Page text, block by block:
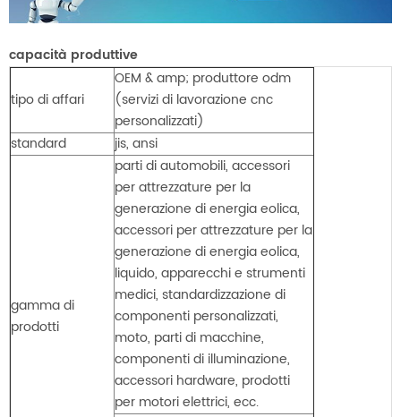
capacità produttive
tipo di affari
OEM & amp; produttore odm
(servizi di lavorazione cnc
personalizzati)
standard
jis, ansi
gamma di
prodotti
parti di automobili, accessori
per attrezzature per la
generazione di energia eolica,
accessori per attrezzature per la
generazione di energia eolica,
liquido, apparecchi e strumenti
medici, standardizzazione di
componenti personalizzati,
moto, parti di macchine,
componenti di illuminazione,
accessori hardware, prodotti
per motori elettrici, ecc.